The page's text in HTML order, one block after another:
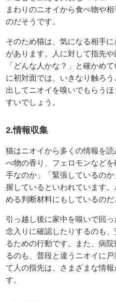
まわりのニオイから食べ物や
のだそうです。
そのため猫は、気になる相手
があります。人に対して指先や
「どんな人かな？」と確かめ
に初対面では、いきなり触ろ
出してニオイを嗅いでもらう
すいでしょう。
2.情報収集
猫はニオイから多くの情報を
べ物の香り、フェロモンなど
手なのか」「緊張しているの
握しているといわれています
める判断材料にもしているのだ
引っ越し後に家中を嗅いで回
念入りに確認したりするのも
るための行動です。また、病
るのも、普段と違うニオイに
て人の指先は、さまざまな情報
す。